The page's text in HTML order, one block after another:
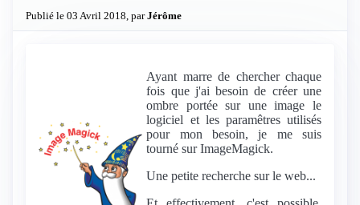
Publié le 03 Avril 2018, parJérôme
Ayant marre de chercher chaque
fois que j'ai besoin de créer une
ombre portée sur une image le
logiciel et les paramêtres utilisés
pour mon besoin, je me suis
tourné sur ImageMagick.
Une petite recherche sur le web...